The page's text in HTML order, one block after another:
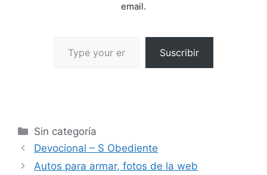
email.
Suscribir
Sin categoría
Devocional – S Obediente
Autos para armar, fotos de la web